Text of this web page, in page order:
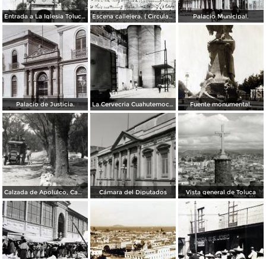
Entrada a La Iglesia Toluca, Edo de México 1955. Escena callejera. ( Circulada el 8 de Abril de 1908 ). Palacio Municipal.
Palacio de Justicia. La Cervecria Cuahutemoc en Toluca, Edo de México ( Fechada el 2 de Mayo de 1957 ). Fuente monumental.
Calzada de Apolulco, Camino Toluca - Ciudad de México Cámara del Diputados Vista general de Toluca